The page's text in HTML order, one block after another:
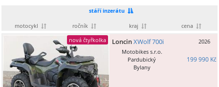
stáří inzerátu
motocykl ročník kraj
cena
nová čtyřkolka
LoncinXWolf 700i
2026
Motobikes s.r.o.
Pardubický
Bylany
199 990 Kč